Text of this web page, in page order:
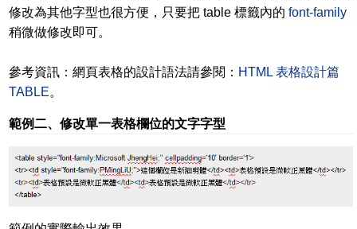
修改為其他字型也很方便，只要把 table 標籤內的 font-family
稍微做修改即可。
參考資訊：網頁表格的設計語法請參閱： HTML 表格設計篇
TABLE。
範例二、修改單一表格欄位的文字字型